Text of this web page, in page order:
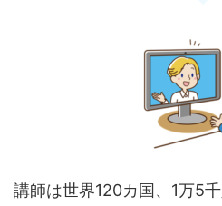
講師は世界120カ国、1万5